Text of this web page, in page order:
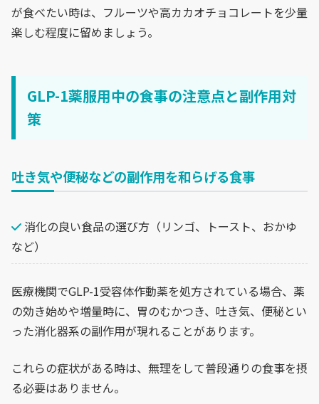
が食べたい時は、フルーツや高カカオチョコレートを少量
楽しむ程度に留めましょう。
GLP-1薬服用中の食事の注意点と副作用対
策
吐き気や便秘などの副作用を和らげる食事
消化の良い食品の選び方（リンゴ、トースト、おかゆ
など）
医療機関でGLP-1受容体作動薬を処方されている場合、薬
の効き始めや増量時に、胃のむかつき、吐き気、便秘とい
った消化器系の副作用が現れることがあります。
これらの症状がある時は、無理をして普段通りの食事を摂
る必要はありません。